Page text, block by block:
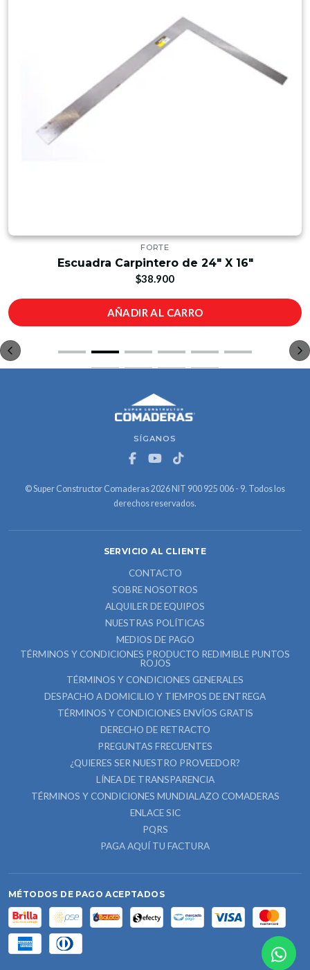
FORTE
Escuadra Carpintero de 24" X 16"
$38.900
AÑADIR AL CARRO
SÍGANOS
© Super Constructor Comaderas 2026 NIT 900 925 006 - 9. Todos los
derechos reservados.
SERVICIO AL CLIENTE
CONTACTO
SOBRE NOSOTROS
ALQUILER DE EQUIPOS
NUESTRAS POLÍTICAS
MEDIOS DE PAGO
TÉRMINOS Y CONDICIONES PRODUCTO REDIMIBLE PUNTOS
ROJOS
TÉRMINOS Y CONDICIONES GENERALES
DESPACHO A DOMICILIO Y TIEMPOS DE ENTREGA
TÉRMINOS Y CONDICIONES ENVÍOS GRATIS
DERECHO DE RETRACTO
PREGUNTAS FRECUENTES
¿QUIERES SER NUESTRO PROVEEDOR?
LÍNEA DE TRANSPARENCIA
TÉRMINOS Y CONDICIONES MUNDIALAZO COMADERAS
ENLACE SIC
PQRS
PAGA AQUÍ TU FACTURA
MÉTODOS DE PAGO ACEPTADOS